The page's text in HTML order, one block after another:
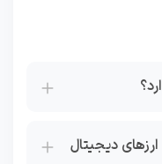
ارزهای دیجیتال